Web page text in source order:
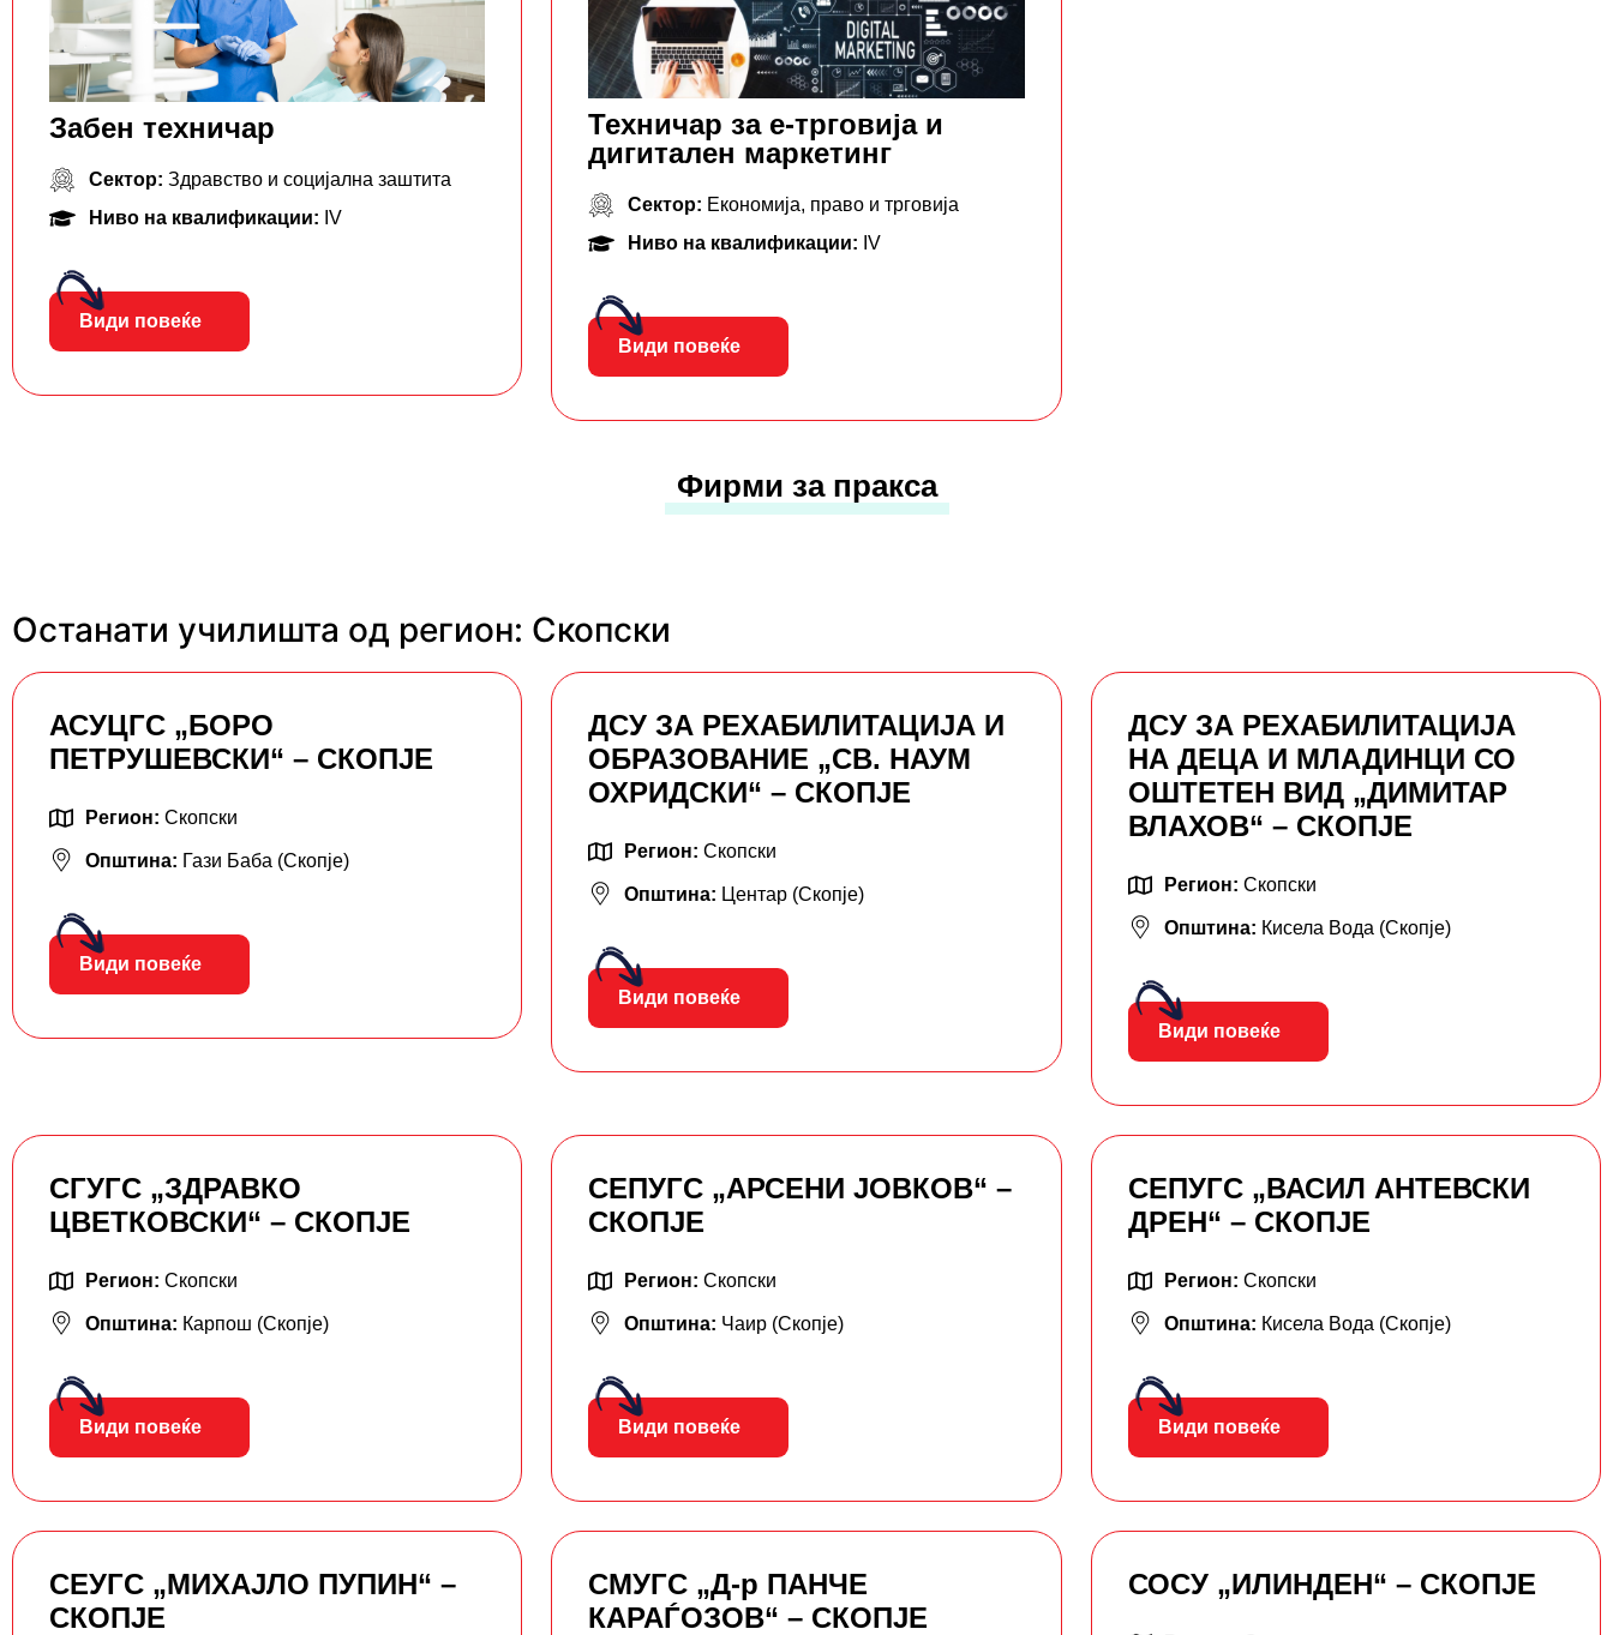
Забен техничар
Сектор: Здравство и социјална заштита
Ниво на квалификации: IV
Види повеќе
Техничар за е-трговија и
дигитален маркетинг
Сектор: Економија, право и трговија
Ниво на квалификации: IV
Види повеќе
Фирми за пракса
Останати училишта од регион: Скопски
АСУЦГС „БОРО
ПЕТРУШЕВСКИ“ – СКОПЈЕ
Регион: Скопски
Општина: Гази Баба (Скопје)
Види повеќе
ДСУ ЗА РЕХАБИЛИТАЦИЈА И
ОБРАЗОВАНИЕ „СВ. НАУМ
ОХРИДСКИ“ – СКОПЈЕ
Регион:Скопски
Општина: Центар (Скопје)
Види повеќе
ДСУ ЗА РЕХАБИЛИТАЦИЈА
НА ДЕЦА И МЛАДИНЦИ СО
ОШТЕТЕН ВИД „ДИМИТАР
ВЛАХОВ“ – СКОПЈЕ
Регион: Скопски
Општина: Кисела Вода (Скопје)
Види повеќе
СГУГС „ЗДРАВКО
ЦВЕТКОВСКИ“ – СКОПЈЕ
Регион: Скопски
Општина: Карпош (Скопје)
Види повеќе
СЕПУГС „АРСЕНИ ЈОВКОВ“ –
СКОПЈЕ
Регион:Скопски
Општина: Чаир (Скопје)
Види повеќе
СЕПУГС „ВАСИЛ АНТЕВСКИ
ДРЕН“ – СКОПЈЕ
Регион: Скопски
Општина: Кисела Вода (Скопје)
Види повеќе
СЕУГС „МИХАЈЛО ПУПИН“ –
СКОПЈЕ
СМУГС „Д-р ПАНЧЕ
КАРАЃОЗОВ“ – СКОПЈЕ
СОСУ „ИЛИНДЕН“ – СКОПЈЕ